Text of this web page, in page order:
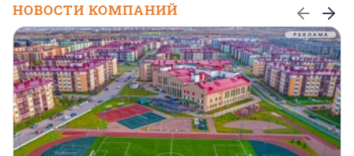
НОВОСТИ КОМПАНИЙ